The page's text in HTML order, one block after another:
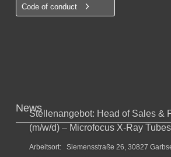
Code of conduct
NewsStellenangebot: Head of Sales &
(m/w/d) – Microfocus X-Ray Tubes
Arbeitsort: Siemensstraße 26, 30827